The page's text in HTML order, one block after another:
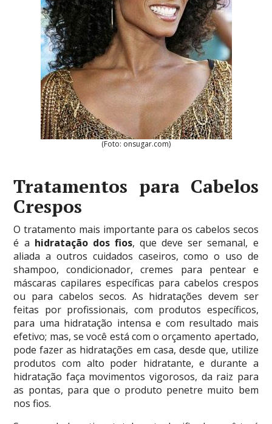
(Foto: onsugar.com)
Tratamentos para Cabelos
Crespos
O tratamento mais importante para os cabelos secos
é a hidratação dos fios, que deve ser semanal, e
aliada a outros cuidados caseiros, como o uso de
shampoo, condicionador, cremes para pentear e
máscaras capilares específicas para cabelos crespos
ou para cabelos secos. As hidratações devem ser
feitas por profissionais, com produtos específicos,
para uma hidratação intensa e com resultado mais
efetivo; mas, se você está com o orçamento apertado,
pode fazer as hidratações em casa, desde que, utilize
produtos com alto poder hidratante, e durante a
hidratação faça movimentos vigorosos, da raiz para
as pontas, para que o produto penetre muito bem
nos fios.